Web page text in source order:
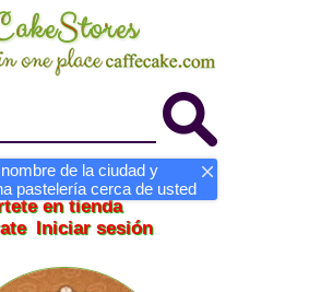
de la ciudad y
pastelería cerca de usted
en tienda
Iniciar sesión